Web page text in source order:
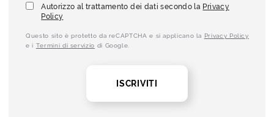
Autorizzo al trattamento dei dati secondo la Privacy
Policy
Questo sito è protetto da reCAPTCHA e si applicano la Privacy Policy
e i Termini di servizio di Google.
ISCRIVITI